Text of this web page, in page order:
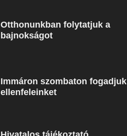
Otthonunkban folytatjuk a
bajnokságot
Immáron szombaton fogadjuk
ellenfeleinket